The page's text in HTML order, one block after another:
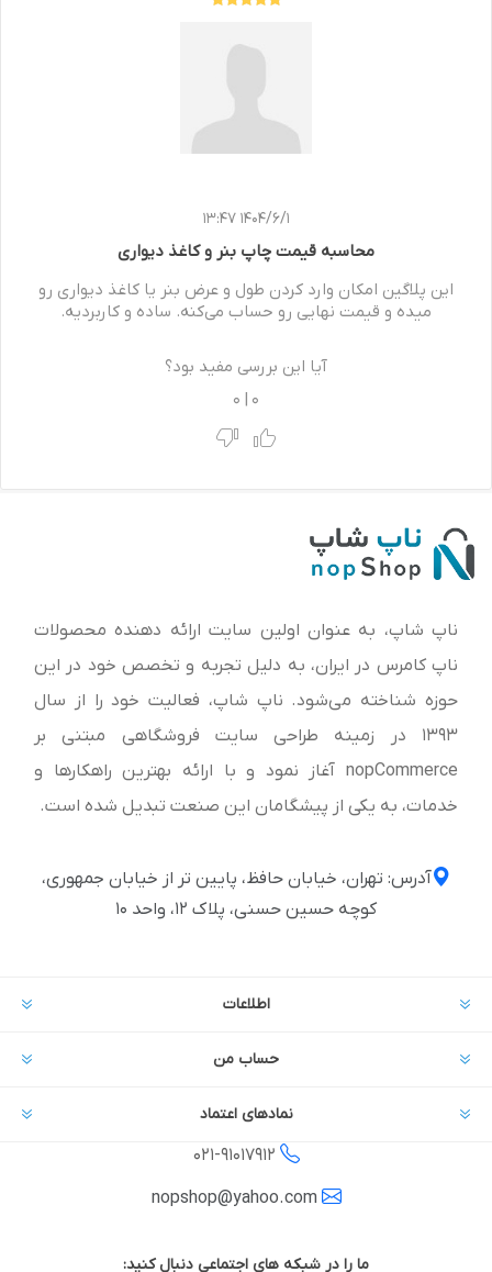
1404/6/1 13:47
محاسبه قیمت چاپ بنر و کاغذ دیواری
این پلاگین امکان وارد کردن طول و عرض بنر یا کاغذ دیواری رو
میده و قیمت نهایی رو حساب می‌کنه. ساده و کاربردیه.
آیا این بررسی مفید بود؟
0
|
0
ناپ شاپ، به عنوان اولین سایت ارائه‌ دهنده محصولات
ناپ کامرس در ایران، به دلیل تجربه و تخصص خود در این
حوزه شناخته می‌شود. ناپ شاپ، فعالیت خود را از سال
1393 در زمینه طراحی سایت فروشگاهی مبتنی بر
nopCommerce آغاز نمود و با ارائه بهترین راهکارها و
خدمات، به یکی از پیشگامان این صنعت تبدیل شده است.
آدرس: تهران، خیابان حافظ، پایین تر از خیابان جمهوری،
کوچه حسین حسنی، پلاک ۱۲، واحد ۱۰
اطلاعات
حساب من
نمادهای اعتماد
021-91017912
ما را در شبکه های اجتماعی دنبال کنید: